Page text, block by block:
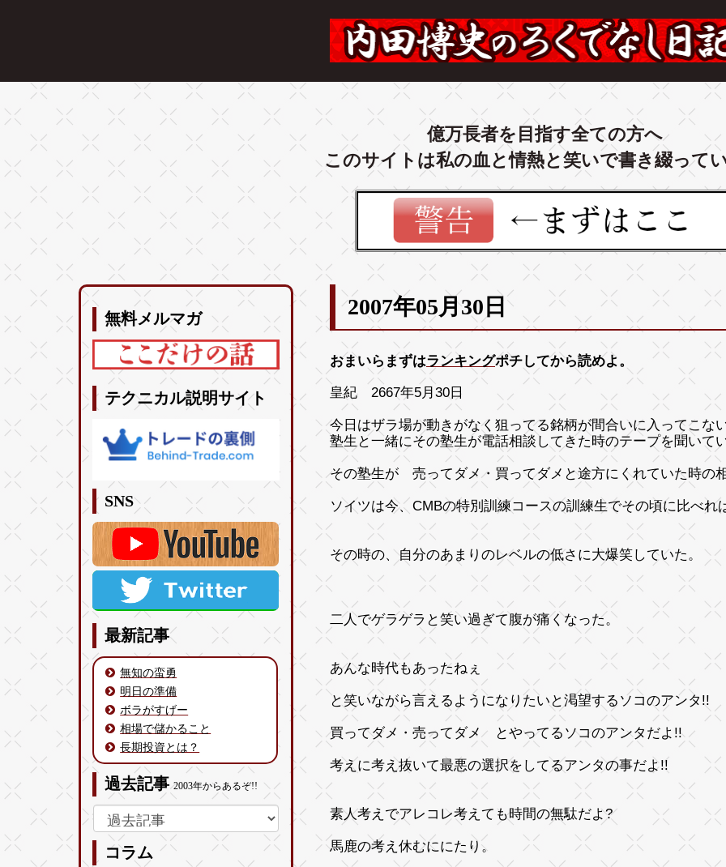
億万長者を目指す全ての方へ
このサイトは私の血と情熱と笑いで書き綴って
無料メルマガ
テクニカル説明サイト
SNS
最新記事
無知の蛮勇
明日の準備
ボラがすげー
相場で儲かること
長期投資とは？
過去記事2003年からあるぞ!!
コラム
2007年05月30日
おまいらまずはランキングポチしてから読めよ。
皇紀 2667年5月30日
今日はザラ場が動きがなく狙ってる銘柄が間合いに入ってこな
塾生と一緒にその塾生が電話相談してきた時のテープを聞いて
その塾生が 売ってダメ・買ってダメと途方にくれていた時の
ソイツは今、CMBの特別訓練コースの訓練生でその頃に比べれ
その時の、自分のあまりのレベルの低さに大爆笑していた。
二人でゲラゲラと笑い過ぎて腹が痛くなった。
あんな時代もあったねぇ
と笑いながら言えるようになりたいと渇望するソコのアンタ!!
買ってダメ・売ってダメ とやってるソコのアンタだよ!!
考えに考え抜いて最悪の選択をしてるアンタの事だよ!!
素人考えでアレコレ考えても時間の無駄だよ?
馬鹿の考え休むににたり。